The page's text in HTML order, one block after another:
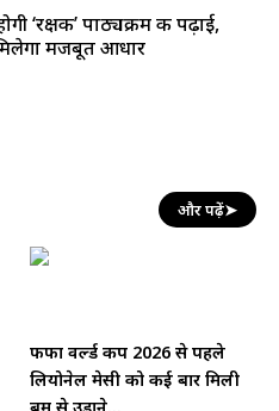
‘रक्षक’ पाठ्यक्रम की पढ़ाई,
मजबूत आधार
और पढ़ें➤
फीफा वर्ल्ड कप 2026 से पहले
लियोनेल मेसी को कई बार मिली